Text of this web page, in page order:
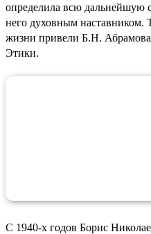
определила всю дальнейшую
него духовным наставником.
жизни привели Б.Н.
Этики.
С 1940-х годов Борис